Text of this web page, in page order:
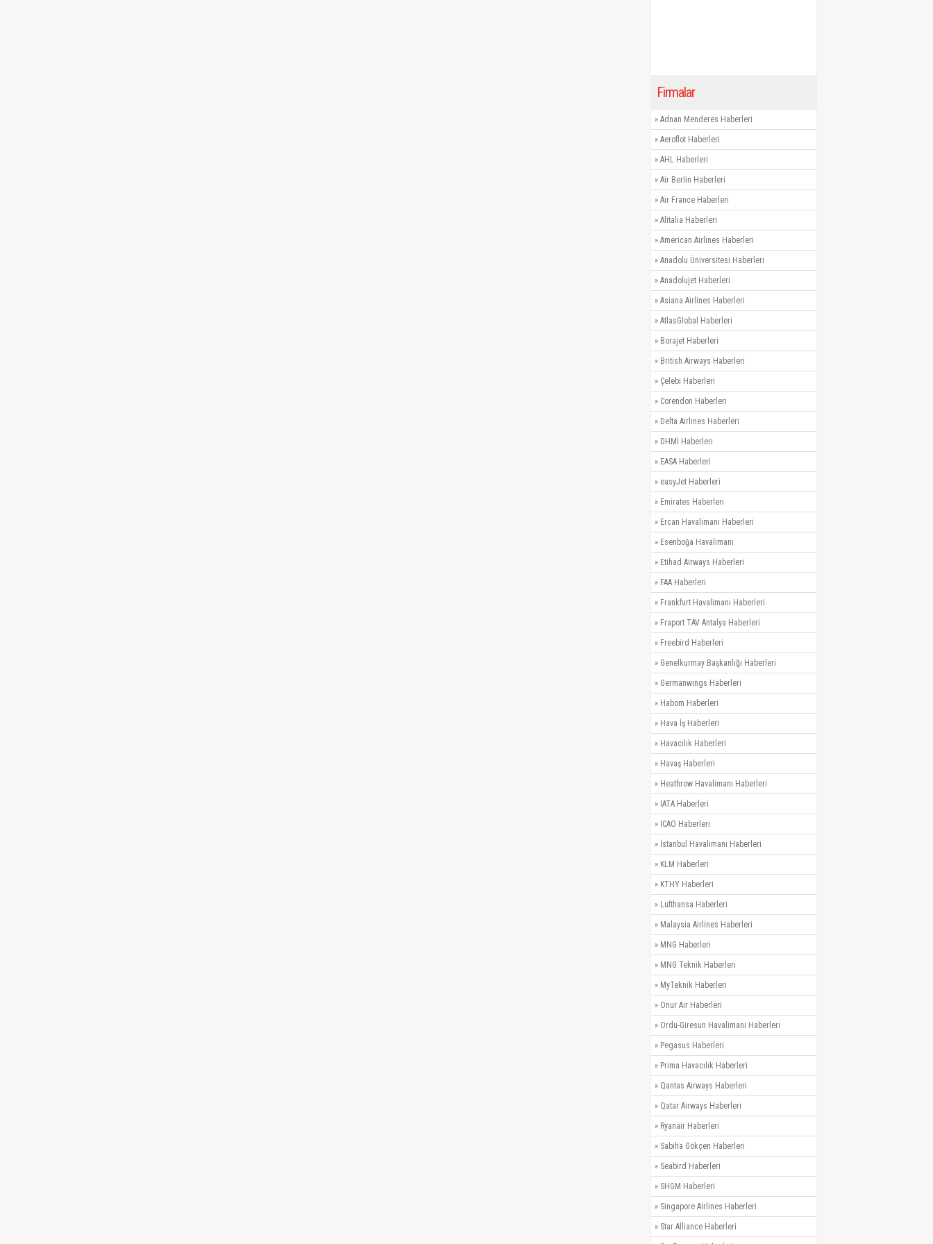
Firmalar
» Adnan Menderes Haberleri
» Aeroflot Haberleri
» AHL Haberleri
» Air Berlin Haberleri
» Air France Haberleri
» Alitalia Haberleri
» American Airlines Haberleri
» Anadolu Üniversitesi Haberleri
» Anadolujet Haberleri
» Asiana Airlines Haberleri
» AtlasGlobal Haberleri
» Borajet Haberleri
» British Airways Haberleri
» Çelebi Haberleri
» Corendon Haberleri
» Delta Airlines Haberleri
» DHMİ Haberleri
» EASA Haberleri
» easyJet Haberleri
» Emirates Haberleri
» Ercan Havalimanı Haberleri
» Esenboğa Havalimanı
» Etihad Airways Haberleri
» FAA Haberleri
» Frankfurt Havalimanı Haberleri
» Fraport TAV Antalya Haberleri
» Freebird Haberleri
» Genelkurmay Başkanlığı Haberleri
» Germanwings Haberleri
» Habom Haberleri
» Hava İş Haberleri
» Havacılık Haberleri
» Havaş Haberleri
» Heathrow Havalimanı Haberleri
» IATA Haberleri
» ICAO Haberleri
» İstanbul Havalimanı Haberleri
» KLM Haberleri
» KTHY Haberleri
» Lufthansa Haberleri
» Malaysia Airlines Haberleri
» MNG Haberleri
» MNG Teknik Haberleri
» MyTeknik Haberleri
» Onur Air Haberleri
» Ordu-Giresun Havalimanı Haberleri
» Pegasus Haberleri
» Prima Havacılık Haberleri
» Qantas Airways Haberleri
» Qatar Airways Haberleri
» Ryanair Haberleri
» Sabiha Gökçen Haberleri
» Seabird Haberleri
» SHGM Haberleri
» Singapore Airlines Haberleri
» Star Alliance Haberleri